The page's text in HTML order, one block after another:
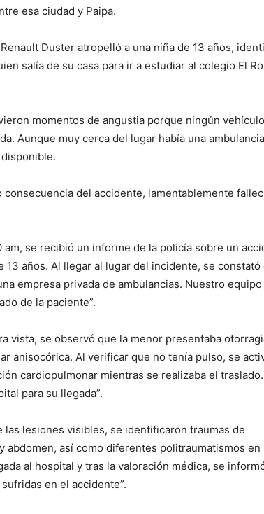
esa ciudad y Paipa.
Duster atropelló a una niña de 13 años,
salía de su casa para ir a estudiar al colegio El
momentos de angustia porque ningún
Aunque muy cerca del lugar había una
del accidente, lamentablemente
am, se recibió un informe de la policía sobre un
años. Al llegar al lugar del incidente, se constató
empresa privada de ambulancias. Nuestro
de la paciente”.
vista, se observó que la menor presentaba
anisocórica. Al verificar que no tenía pulso, se
cardiopulmonar mientras se realizaba el
para su llegada”.
las lesiones visibles, se identificaron traumas de
abdomen, así como diferentes politraumatismos en
al hospital y tras la valoración médica, se
en el accidente”.